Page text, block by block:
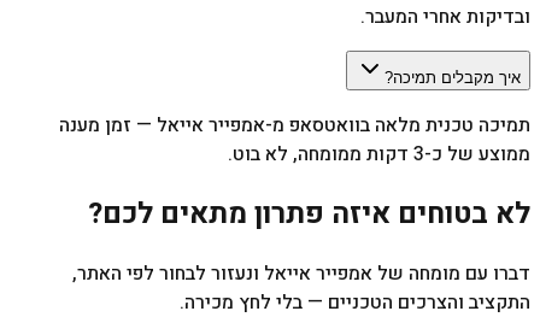
ובדיקות אחרי המעבר.
איך מקבלים תמיכה?
תמיכה טכנית מלאה בוואטסאפ מ-אמפייר אייאל — זמן מענה
ממוצע של כ-3 דקות ממומחה, לא בוט.
לא בטוחים איזה פתרון מתאים לכם?
דברו עם מומחה של אמפייר אייאל ונעזור לבחור לפי האתר,
התקציב והצרכים הטכניים — בלי לחץ מכירה.